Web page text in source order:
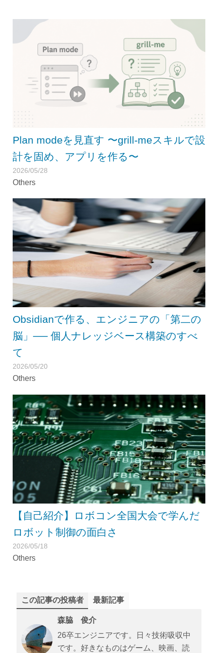
Plan modeを見直す 〜grill-meスキルで設
計を固め、アプリを作る〜
2026/05/28
Others
Obsidianで作る、エンジニアの「第二の
脳」── 個人ナレッジベース構築のすべ
て
2026/05/20
Others
【自己紹介】ロボコン全国大会で学んだ
ロボット制御の面白さ
2026/05/18
Others
この記事の投稿者 最新記事
森脇 俊介
26卒エンジニアです。日々技術吸収中
です。好きなものはゲーム、映画、読